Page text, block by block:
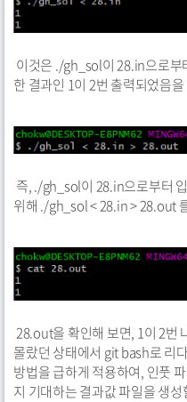
이것은 ./gh_sol이 28.in으로부
한 결과인 1이 2번 출력되었음
즉, ./gh_sol이 28.in으로부터
위해 ./gh_sol < 28.in > 28.out
28.out을 확인해 보면, 1이 2번
몰랐던 상태에서 git bash로 리
방법을 급하게 적용하여, 인풋
지 기대하는 결과값 파일을 생